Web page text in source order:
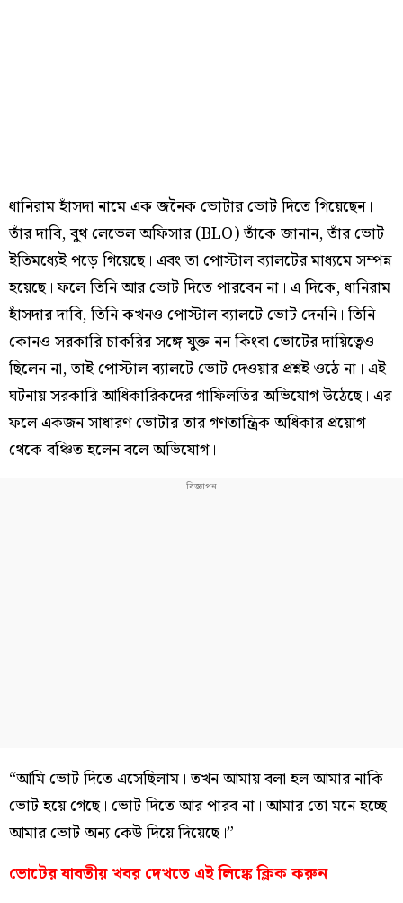
ধানিরাম হাঁসদা নামে এক জনৈক ভোটার ভোট দিতে গিয়েছেন।
তাঁর দাবি, বুথ লেভেল অফিসার (BLO) তাঁকে জানান, তাঁর ভোট
ইতিমধ্যেই পড়ে গিয়েছে। এবং তা পোস্টাল ব্যালটের মাধ্যমে সম্পন্ন
হয়েছে। ফলে তিনি আর ভোট দিতে পারবেন না। এ দিকে, ধানিরাম
হাঁসদার দাবি, তিনি কখনও পোস্টাল ব্যালটে ভোট দেননি। তিনি
কোনও সরকারি চাকরির সঙ্গে যুক্ত নন কিংবা ভোটের দায়িত্বেও
ছিলেন না, তাই পোস্টাল ব্যালটে ভোট দেওয়ার প্রশ্নই ওঠে না। এই
ঘটনায় সরকারি আধিকারিকদের গাফিলতির অভিযোগ উঠেছে। এর
ফলে একজন সাধারণ ভোটার তার গণতান্ত্রিক অধিকার প্রয়োগ
থেকে বঞ্চিত হলেন বলে অভিযোগ।
“আমি ভোট দিতে এসেছিলাম। তখন আমায় বলা হল আমার নাকি
ভোট হয়ে গেছে। ভোট দিতে আর পারব না। আমার তো মনে হচ্ছে
আমার ভোট অন্য কেউ দিয়ে দিয়েছে।”
ভোটের যাবতীয় খবর দেখতে এই লিঙ্কে ক্লিক করুন